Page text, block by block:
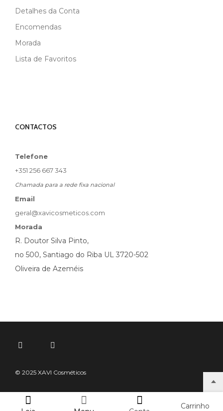
Carrinho
Detalhes da Conta
Encomendas
Morada
Lista de Favoritos
CONTACTOS
Telefone
+351 256 667 343
Chamada para a rede fixa nacional
Email
geral@xavicosmeticos.com
Morada
R. Doutor Silva Pinto,
no 500, Santiago do Riba UL 3720-502
Oliveira de Azeméis
© 2025 XAVI Cosméticos